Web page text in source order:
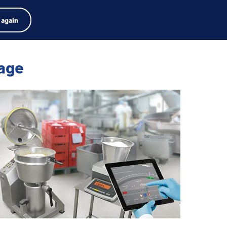
de produits
Search
term
Search